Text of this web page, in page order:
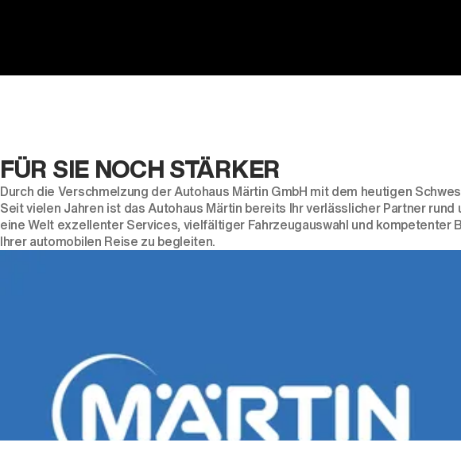
FÜR SIE NOCH STÄRKER
Durch die Verschmelzung der Autohaus Märtin GmbH mit dem heutigen
Seit vielen Jahren ist das Autohaus Märtin bereits Ihr verlässlicher Partner
eine Welt exzellenter Services, vielfältiger Fahrzeugauswahl und
Ihrer automobilen Reise zu begleiten.